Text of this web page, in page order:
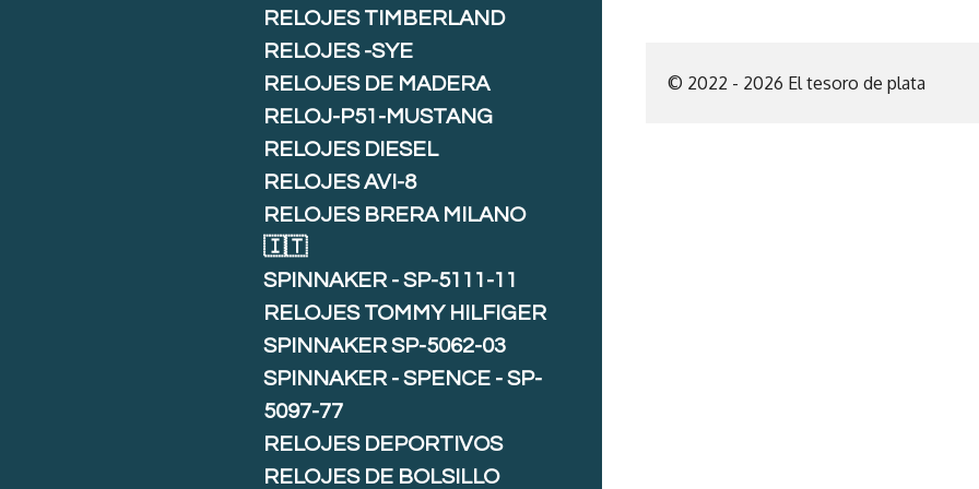
© 2022 - 2026 El tesoro de plata
RELOJES TIMBERLAND
RELOJES -SYE
RELOJES DE MADERA
RELOJ-P51-MUSTANG
RELOJES DIESEL
RELOJES AVI-8
RELOJES BRERA MILANO
🇮🇹
SPINNAKER - SP-5111-11
RELOJES TOMMY HILFIGER
SPINNAKER SP-5062-03
SPINNAKER - SPENCE - SP-
5097-77
RELOJES DEPORTIVOS
RELOJES DE BOLSILLO